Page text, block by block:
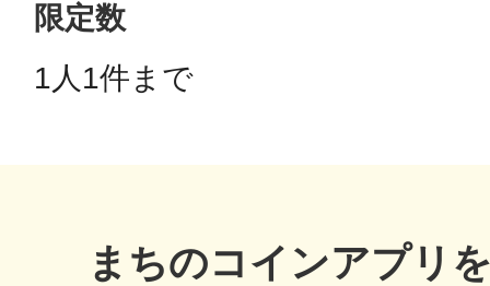
限定数
1人1件まで
まちのコインアプリ